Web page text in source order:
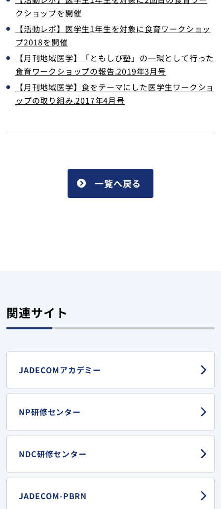
クショップを開催
【活動レポ】医学生1年生を対象に食育ワークショッ
プ2018を開催
【月刊地域医学】「ともしび塾」の一環として行った
食育ワークショップの報告.2019年3月号
【月刊地域医学】食をテーマにした医学生ワークショ
ップの取り組み.2017年4月号
一覧へ戻る
関連サイト
JADECOMアカデミー
NP研修センター
NDC研修センター
JADECOM-PBRN